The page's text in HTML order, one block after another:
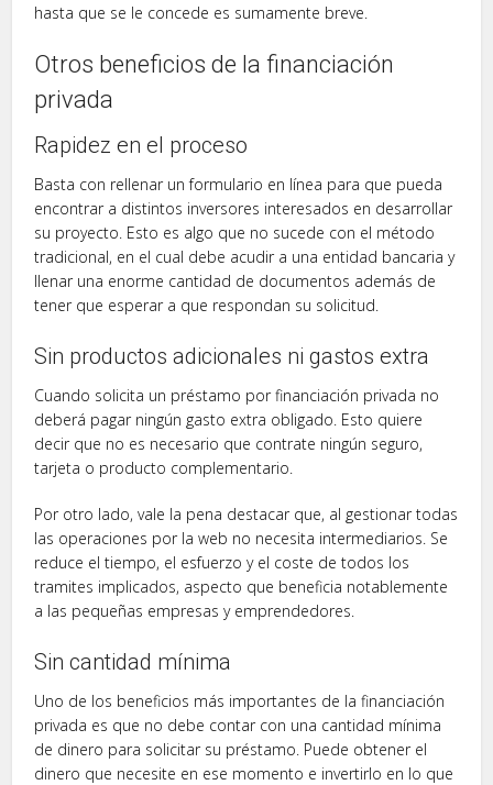
hasta que se le concede es sumamente breve.
Otros beneficios de la financiación
privada
Rapidez en el proceso
Basta con rellenar un formulario en línea para que pueda
encontrar a distintos inversores interesados en desarrollar
su proyecto. Esto es algo que no sucede con el método
tradicional, en el cual debe acudir a una entidad bancaria y
llenar una enorme cantidad de documentos además de
tener que esperar a que respondan su solicitud.
Sin productos adicionales ni gastos extra
Cuando solicita un préstamo por financiación privada no
deberá pagar ningún gasto extra obligado. Esto quiere
decir que no es necesario que contrate ningún seguro,
tarjeta o producto complementario.
Por otro lado, vale la pena destacar que, al gestionar todas
las operaciones por la web no necesita intermediarios. Se
reduce el tiempo, el esfuerzo y el coste de todos los
tramites implicados, aspecto que beneficia notablemente
a las pequeñas empresas y emprendedores.
Sin cantidad mínima
Uno de los beneficios más importantes de la financiación
privada es que no debe contar con una cantidad mínima
de dinero para solicitar su préstamo. Puede obtener el
dinero que necesite en ese momento e invertirlo en lo que